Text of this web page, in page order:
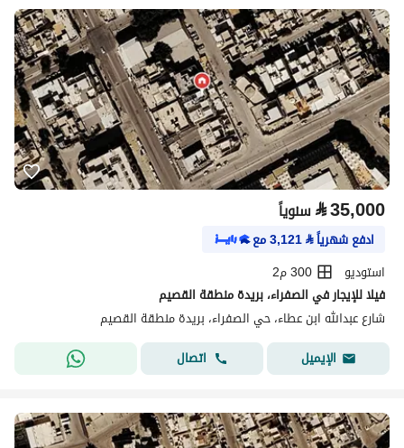
⃁35,000 سنوياً
ادفع شهرياً⃁
3,121مع
استوديو
300 م2
فيلا للإيجار في الصفراء، بريدة منطقة القصيم
شارع عبدالله ابن عطاء، حي الصفراء، بريدة منطقة القصيم
الإيميل
اتصال